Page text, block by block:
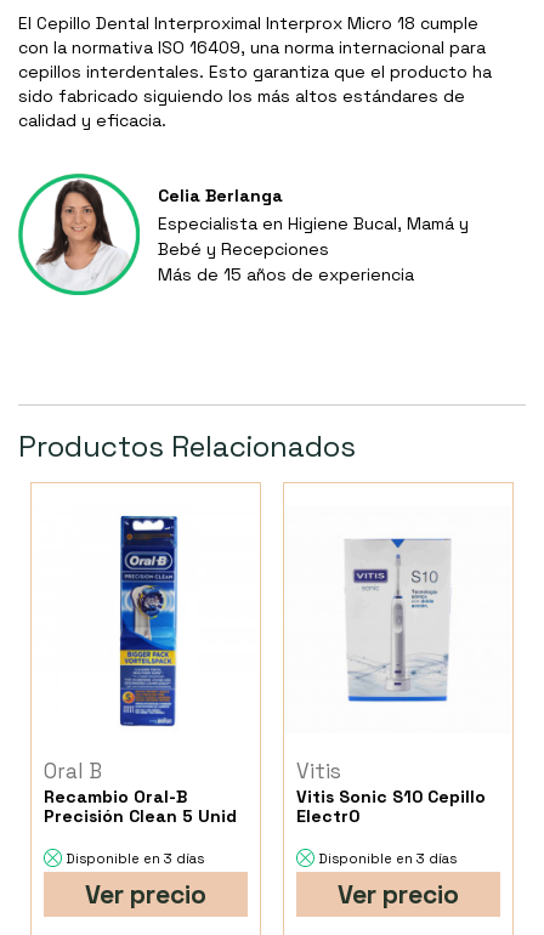
El Cepillo Dental Interproximal Interprox Micro 18 cumple
con la normativa ISO 16409, una norma internacional para
cepillos interdentales. Esto garantiza que el producto ha
sido fabricado siguiendo los más altos estándares de
calidad y eficacia.
Celia Berlanga
Especialista en Higiene Bucal, Mamá y
Bebé y Recepciones
Más de 15 años de experiencia
Productos Relacionados
Oral B
Recambio Oral-B
Precisión Clean 5 Unid
Disponible en 3 días
Ver precio
Vitis
Vitis Sonic S10 Cepillo
Electr0
Disponible en 3 días
Ver precio